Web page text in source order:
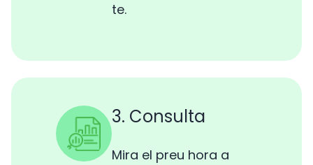
te.
3. Consulta
Mira el preu hora a